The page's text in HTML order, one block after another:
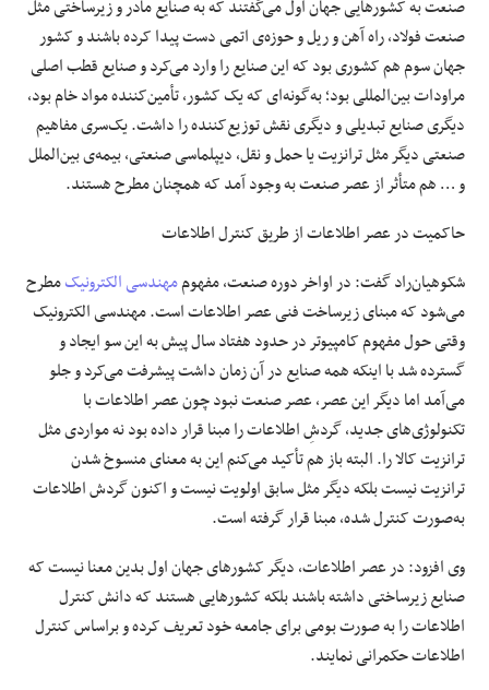
صنعت به کشورهایی جهان اول می‌گفتند که به صنایع مادر و زیرساختی مثل
صنعت فولاد، راه آهن و ریل و حوزه‌ی اتمی دست پیدا کرده باشند و کشور
جهان سوم هم کشوری بود که این صنایع را وارد می‌کرد و صنایع قطب اصلی
مراودات بین‌المللی بود؛ به‌گونه‌ای که یک کشور، تأمین‌کننده مواد خام بود،
دیگری صنایع تبدیلی و دیگری نقش توزیع‌کننده را داشت. یک‌سری مفاهیم
صنعتی دیگر مثل ترانزیت یا حمل و نقل، دیپلماسی صنعتی، بیمه‌ی بین‌الملل
و … هم متأثر از عصر صنعت به وجود آمد که همچنان مطرح هستند.
حاکمیت در عصر اطلاعات از طریق کنترل اطلاعات
شکوهیان‌راد گفت: در اواخر دوره صنعت، مفهوممهندسی الکترونیکمطرح
می‌شود که مبنای زیرساخت فنی عصر اطلاعات است. مهندسی الکترونیک
وقتی حول مفهوم کامپیوتر در حدود هفتاد سال پیش به این سو ایجاد و
گسترده شد با اینکه همه صنایع در آن زمان داشت پیشرفت می‌کرد و جلو
می‌آمد اما دیگر این عصر، عصر صنعت نبود چون عصر اطلاعات با
تکنولوژی‌های جدید، گردشِ اطلاعات را مبنا قرار داده بود نه مواردی مثل
ترانزیت کالا را. البته باز هم تأکید می‌کنم این به معنای منسوخ شدن
ترانزیت نیست بلکه دیگر مثل سابق اولویت نیست و اکنون گردش اطلاعات
به‌صورت کنترل شده، مبنا قرار گرفته است.
وی افزود: در عصر اطلاعات، دیگر کشورهای جهان اول بدین معنا نیست که
صنایع زیرساختی داشته باشند بلکه کشورهایی هستند که دانش کنترل
اطلاعات را به صورت بومی برای جامعه خود تعریف کرده و براساس کنترل
اطلاعات حکمرانی نمایند.